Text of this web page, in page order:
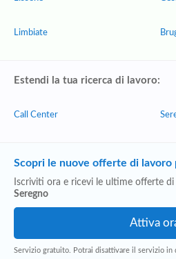
Limbiate
Estendi la tua ricerca di lavoro:
Call Center
Scopri le nuove offerte di lavoro
Iscriviti ora e ricevi le ultime offerte
Seregno
Servizio gratuito. Potrai disattivare il servizio in